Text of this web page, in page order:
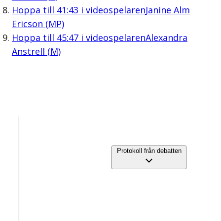
Hoppa till 41:43 i videospelarenJanine Alm
Ericson (MP)
Hoppa till 45:47i videospelarenAlexandra
Anstrell (M)
Protokoll från debatten